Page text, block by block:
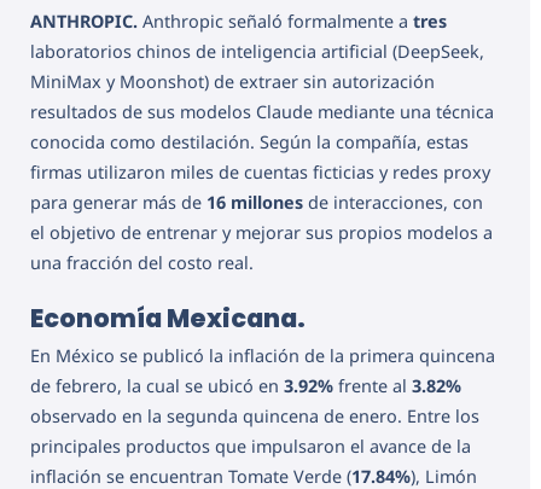
ANTHROPIC. Anthropic señaló formalmente a tres
laboratorios chinos de inteligencia artificial (DeepSeek,
MiniMax y Moonshot) de extraer sin autorización
resultados de sus modelos Claude mediante una técnica
conocida como destilación. Según la compañía, estas
firmas utilizaron miles de cuentas ficticias y redes proxy
para generar más de 16 millones de interacciones, con
el objetivo de entrenar y mejorar sus propios modelos a
una fracción del costo real.
Economía Mexicana.
En México se publicó la inflación de la primera quincena
de febrero, la cual se ubicó en 3.92% frente al 3.82%
observado en la segunda quincena de enero. Entre los
principales productos que impulsaron el avance de la
inflación se encuentran Tomate Verde (17.84%), Limón